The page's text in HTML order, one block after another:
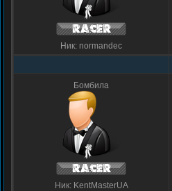
Ник: normandec
Бомбила
Ник: KentMasterUA